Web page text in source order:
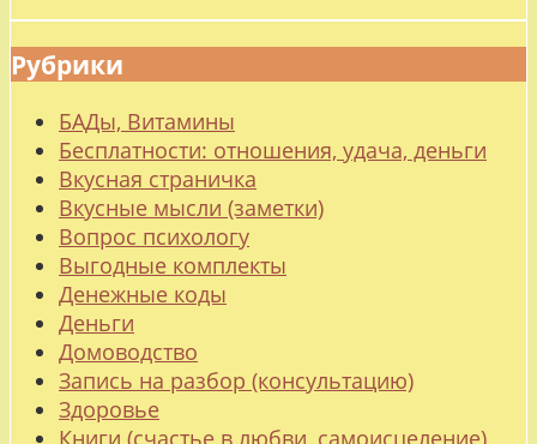
Рубрики
БАДы, Витамины
Бесплатности: отношения, удача, деньги
Вкусная страничка
Вкусные мысли (заметки)
Вопрос психологу
Выгодные комплекты
Денежные коды
Деньги
Домоводство
Запись на разбор (консультацию)
Здоровье